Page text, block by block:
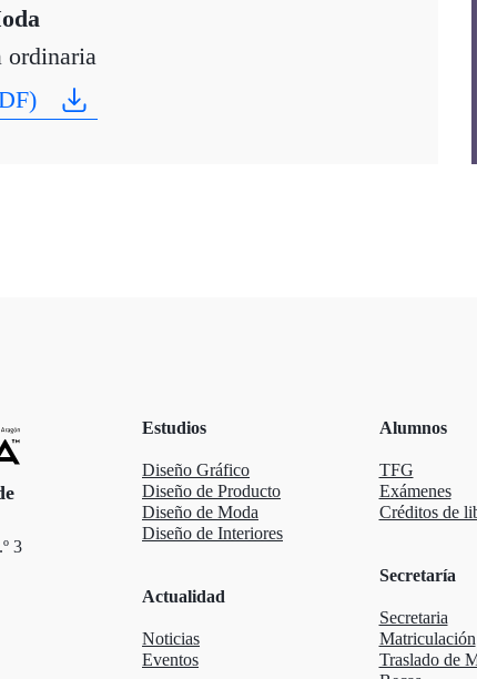
ordinaria
3
Estudios
Diseño Gráfico
Diseño de Producto
Diseño de Moda
Diseño de Interiores
Actualidad
Noticias
Eventos
Alumnos
TFG
Exámenes
Créditos de
Secretaría
Secretaria
Matriculación
Traslado de